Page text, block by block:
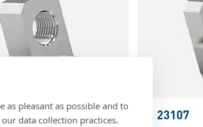
as pleasant as possible and to
data collection practices.
BN 23107